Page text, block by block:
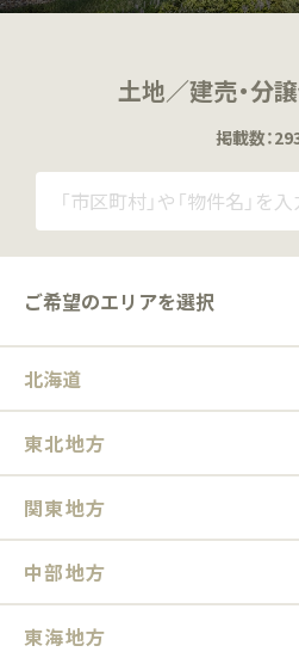
土地／建売・分
掲載数：
ご希望のエリアを選択
北海道
東北地方
関東地方
中部地方
東海地方